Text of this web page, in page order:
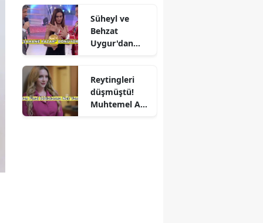
Süheyl ve
Behzat
Uygur'dan
Reytingleri
düşmüştü!
Muhtemel Aşk